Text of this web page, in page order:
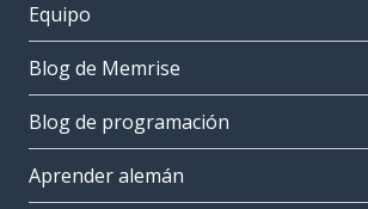
Equipo
Blog de Memrise
Blog de programación
Aprender alemán